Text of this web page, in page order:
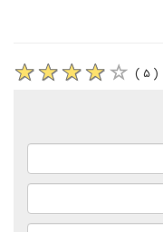
( ۵ )